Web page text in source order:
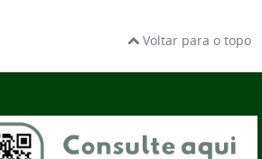
Voltar para o topo